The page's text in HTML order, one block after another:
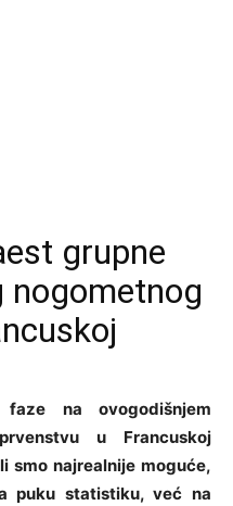
grupne
nogometnog
na ovogodišnjem
u Francuskoj
smo najrealnije moguće,
puku statistiku, već na